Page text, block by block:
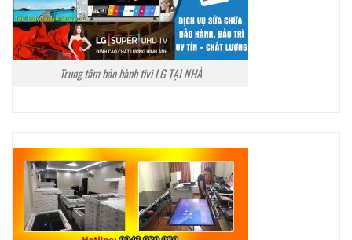
Trung tâm bảo hành tivi LG TẠI NHÀ